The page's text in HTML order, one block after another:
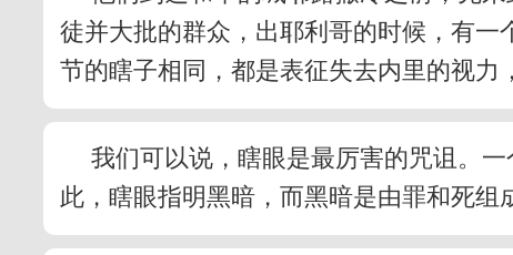
徒并大批的群众，出耶利哥的时候，有一
节的瞎子相同，都是表征失去内里的视力
我们可以说，瞎眼是最厉害的咒诅。
此，瞎眼指明黑暗，而黑暗是由罪和死组